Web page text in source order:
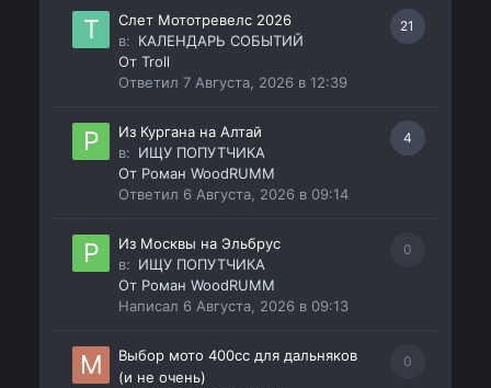
21
Слет Мототревелс 2026
в: КАЛЕНДАРЬ СОБЫТИЙ
ОтTroll
Ответил7 Августа, 2026 в 12:39
4
Из Кургана на Алтай
в: ИЩУ ПОПУТЧИКА
От Роман WoodRUMM
Ответил 6 Августа, 2026 в 09:14
0
Из Москвы на Эльбрус
в: ИЩУ ПОПУТЧИКА
От Роман WoodRUMM
Написал 6 Августа, 2026 в 09:13
0
Выбор мото 400сс для дальняков
(и не очень)